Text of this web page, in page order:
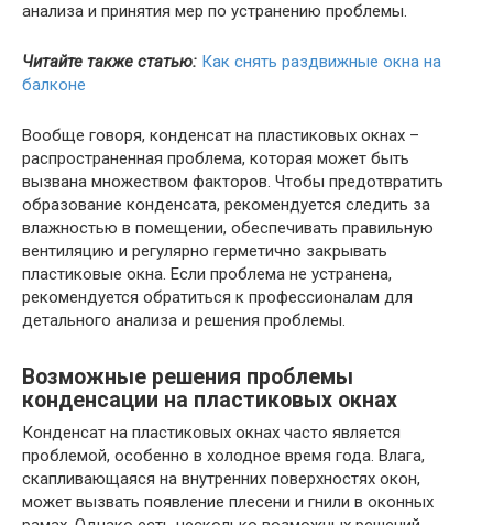
анализа и принятия мер по устранению проблемы.
Читайте также статью: Как снять раздвижные окна на
балконе
Вообще говоря, конденсат на пластиковых окнах –
распространенная проблема, которая может быть
вызвана множеством факторов. Чтобы предотвратить
образование конденсата, рекомендуется следить за
влажностью в помещении, обеспечивать правильную
вентиляцию и регулярно герметично закрывать
пластиковые окна. Если проблема не устранена,
рекомендуется обратиться к профессионалам для
детального анализа и решения проблемы.
Возможные решения проблемы
конденсации на пластиковых окнах
Конденсат на пластиковых окнах часто является
проблемой, особенно в холодное время года. Влага,
скапливающаяся на внутренних поверхностях окон,
может вызвать появление плесени и гнили в оконных